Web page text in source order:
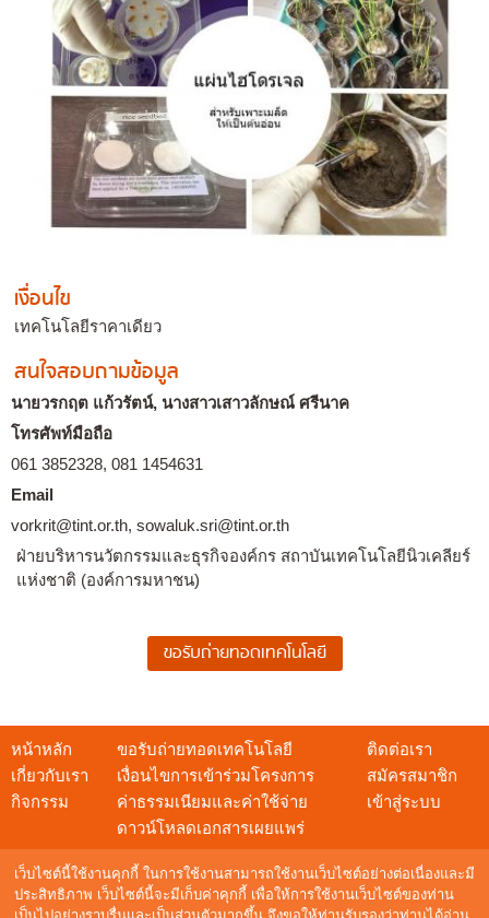
เว็บไซต์นี้ใช้งานคุกกี้ ในการใช้งานสามารถใช้งานเว็บไซต์อย่างต่อเนื่องและมี
ประสิทธิภาพ เว็บไซต์นี้จะมีเก็บค่าคุกกี้ เพื่อให้การใช้งานเว็บไซต์ของท่าน
เงื่อนไข
เทคโนโลยีราคาเดียว
สนใจสอบถามข้อมูล
นายวรกฤต แก้วรัตน์, นางสาวเสาวลักษณ์ ศรีนาค
โทรศัพท์มือถือ
061 3852328, 081 1454631
Email
vorkrit@tint.or.th, sowaluk.sri@tint.or.th
ฝ่ายบริหารนวัตกรรมและธุรกิจองค์กร สถาบันเทคโนโลยีนิวเคลียร์
แห่งชาติ (องค์การมหาชน)
หน้าหลัก
เกี่ยวกับเรา
กิจกรรม
ขอรับถ่ายทอดเทคโนโลยี
เงื่อนไขการเข้าร่วมโครงการ
ค่าธรรมเนียมและค่าใช้จ่าย
ดาวน์โหลดเอกสารเผยแพร่
ติดต่อเรา
สมัครสมาชิก
เข้าสู่ระบบ